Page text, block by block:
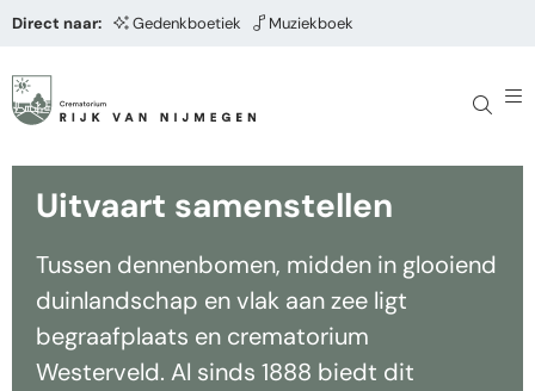
Direct naar: Gedenkboetiek Muziekboek
Uitvaart samenstellen
Tussen dennenbomen, midden in glooiend
duinlandschap en vlak aan zee ligt
begraafplaats en crematorium
Westerveld. Al sinds 1888 biedt dit